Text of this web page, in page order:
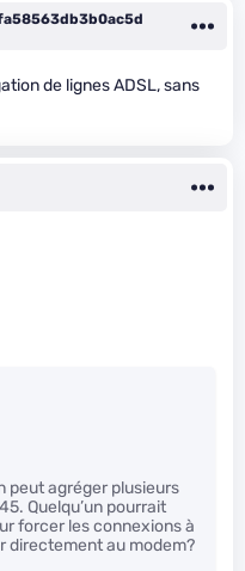
de lignes ADSL, sans
peut agréger plusieurs
Quelqu’un pourrait
forcer les connexions à
directement au modem?